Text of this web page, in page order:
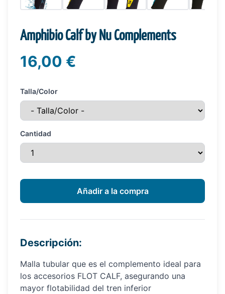
Amphibio Calf by Nu Complements
16,00 €
Talla/Color
Cantidad
Descripción:
Malla tubular que es el complemento ideal para
los accesorios FLOT CALF, asegurando una
mayor flotabilidad del tren inferior